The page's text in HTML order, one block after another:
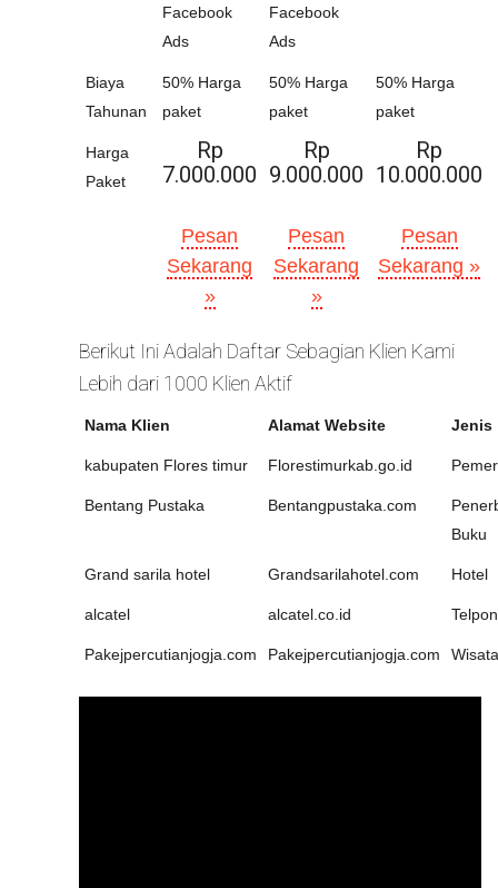
Facebook
Ads
Facebook
Ads
Biaya
Tahunan
50% Harga
paket
50% Harga
paket
50% Harga
paket
Harga
Paket
Rp
7.000.000
Rp
9.000.000
Rp
10.000.000
Pesan
Sekarang
»
Pesan
Sekarang
»
Pesan
Sekarang »
Berikut Ini Adalah Daftar Sebagian Klien Kami
Lebih dari 1000 Klien Aktif
Nama Klien Alamat Website Jenis
kabupaten Flores timur Florestimurkab.go.id
Bentang Pustaka Bentangpustaka.com
Buku
Grand sarila hotel Grandsarilahotel.com Hotel
alcatel alcatel.co.id Telpon
Pakejpercutianjogja.com Pakejpercutianjogja.com Wisata